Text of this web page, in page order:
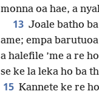
monna oa hae, a
13 Joale batho
ame; empa
a halefile ’me a re
se ke la leka ho ba
15 Kannete ke re